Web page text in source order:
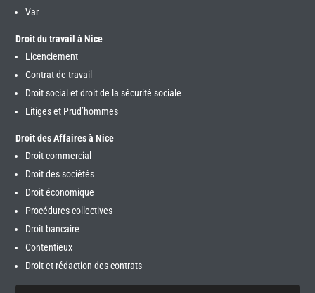
Var
Droit du travail à Nice
Licenciement
Contrat de travail
Droit social et droit de la sécurité sociale
Litiges et Prud’hommes
Droit des Affaires à Nice
Droit commercial
Droit des sociétés
Droit économique
Procédures collectives
Droit bancaire
Contentieux
Droit et rédaction des contrats